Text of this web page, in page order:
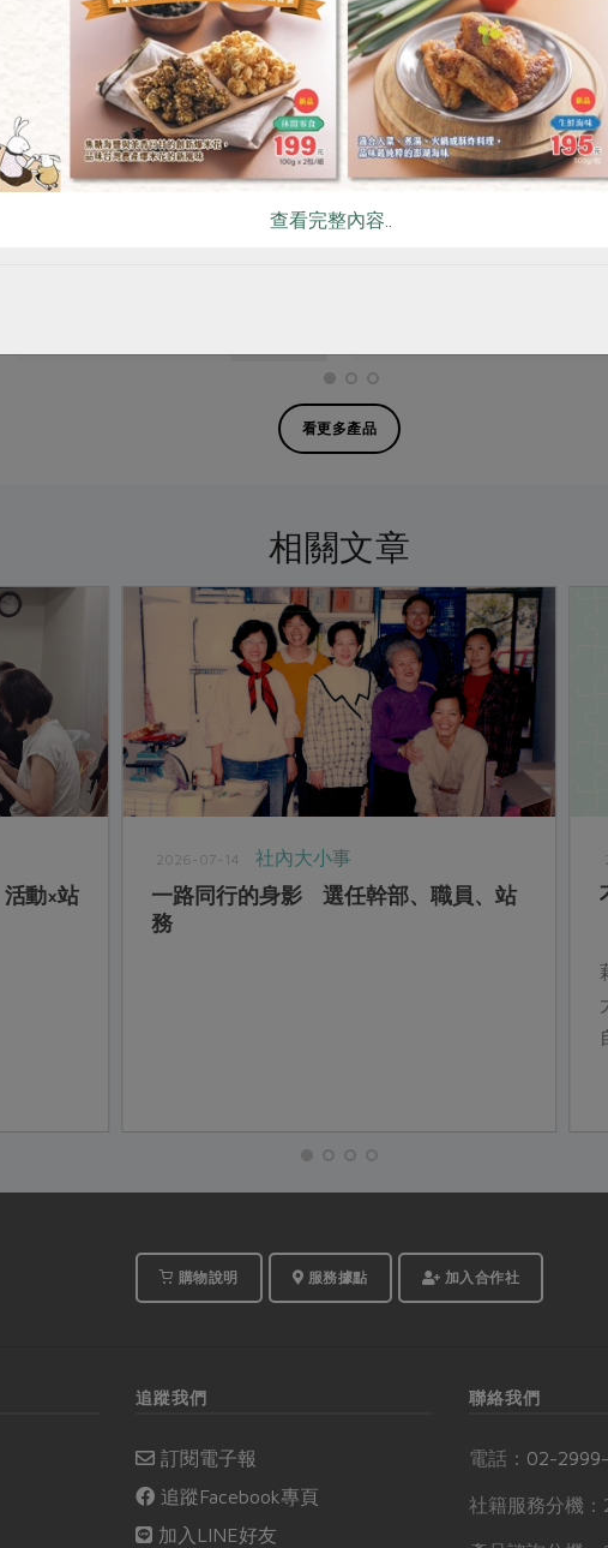
有限責任台北市智立勞動合作社
地瓜圓-200g
保證責任嘉義縣嘉鹿果菜生產合作
冷凍芋頭塊-600g
看更多產品
相關文章
動×站
2026-07-14 社內大小事
一路同行的身影 選任幹部、職員、站
務
購物說明 服務據點 加入合作社
追蹤我們
訂閱電子報
追蹤Facebook專頁
加入LINE好友
聯絡我們
電話： 02-
社籍服務分機：
查看完整內容..